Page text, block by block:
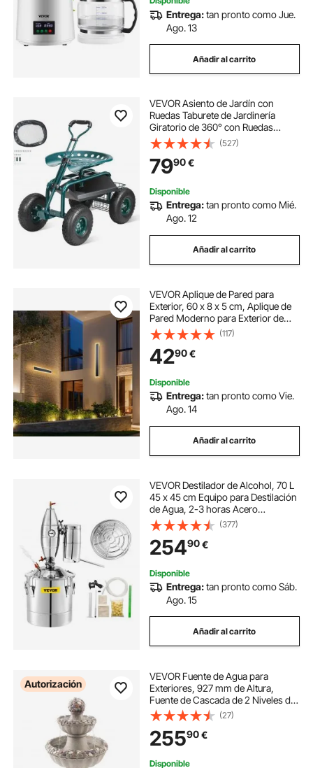
Entrega:tan pronto como Jue.
Ago. 13
Añadir al carrito
VEVOR Asiento de Jardín con
Ruedas Taburete de Jardinería
Giratorio de 360° con Ruedas
Inflables Carro de 25,4cm con
Asiento 760x450x960 mm Mango
Extensible Bandeja de
Herramientas para Patio Exterior
(527)
7990€
Disponible
Entrega:tan pronto como Mié.
Ago. 12
Añadir al carrito
VEVOR Aplique de Pared para
Exterior, 60 x 8 x 5 cm, Aplique de
Pared Moderno para Exterior de
Tira Larga, Luz Blanca Cálida de
3000 K, IP65 Resistente al Agua,
Antioxidante, para Patio, Casa,
Porche
(117)
4290€
Disponible
Entrega:tan pronto como Vie.
Ago. 14
Añadir al carrito
VEVOR Destilador de Alcohol, 70 L
45 x 45 cm Equipo para Destilación
de Agua, 2-3 horas Acero
Inoxidable Destilador de Bebida
para la Elaboración Casera de Vino,
Alcohol, Cerveza o Destilación de
Agua
(377)
25490€
Disponible
Entrega:tan pronto como Sáb.
Ago. 15
Añadir al carrito
Autorización
VEVOR Fuente de Agua para
Exteriores, 927 mm de Altura,
Fuente de Cascada de 2 Niveles de
Fibra de Vidrio y Resina con Base
de Roca y Bomba para Jardín,
Patio, Decoración del Hogar,Gris
Roca
(27)
25590€
Disponible